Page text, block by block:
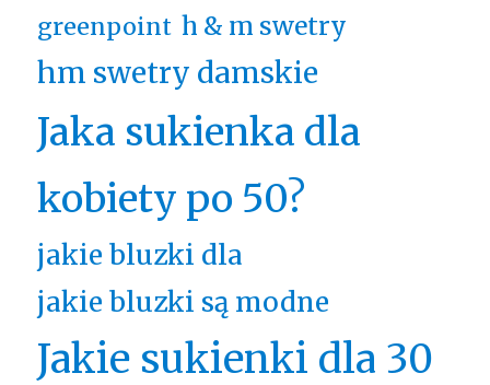
greenpoint h & m swetry
hm swetry damskie
Jaka sukienka dla
kobiety po 50?
jakie bluzki dla
jakie bluzki są modne
Jakie sukienki dla 30